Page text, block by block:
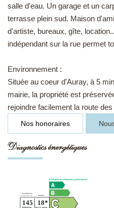
salle d'eau. Un garage et un
terrasse plein sud. Maison
d'artiste, bureaux, gîte,
indépendant sur la rue permet
Environnement :
Située au coeur d'Auray, à 5
mairie, la propriété est
rejoindre facilement la route
Nos honoraires
Diagnostics énergétiques